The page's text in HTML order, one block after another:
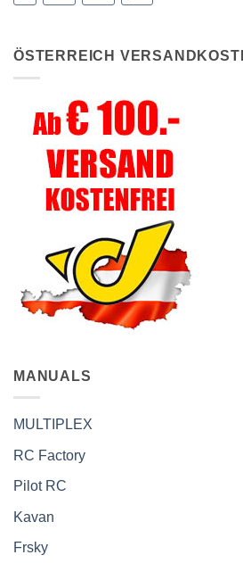
ÖSTERREICH
MANUALS
MULTIPLEX
RC Factory
Pilot RC
Kavan
Frsky